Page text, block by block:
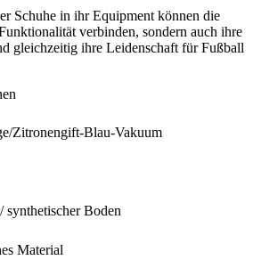
Schuhe in ihr Equipment können die
verbinden, sondern auch ihre
gleichzeitig ihre Leidenschaft für Fußball
Zitronengift-Blau-Vakuum
synthetischer Boden
Material